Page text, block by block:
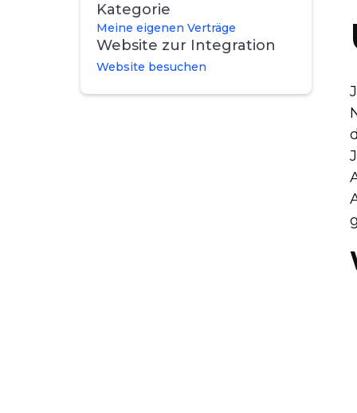
Kategorie
Meine eigenen Verträge
Website zur Integration
Website besuchen